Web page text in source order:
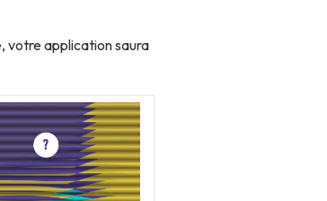
votre application saura